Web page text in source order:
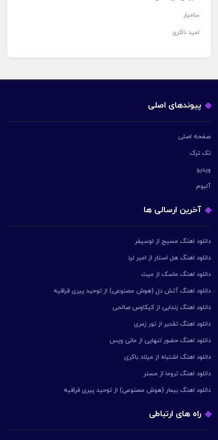
سامیار
امید ذاکری
پیوندهای اصلی
صفحه اصلی
تک ترک
ویدیو
آلبوم
آخرین ارسالی ها
دانلود اهنگ مسیح از لوسیفر
دانلود اهنگ هل استار از امیر لرد
دانلود اهنگ ماسک از میث
دانلود اهنگ آتش دل (هوش مصنوعی) از توحید پیری قراقیه
دانلود اهنگ زندایی از کیکاوس صالحی
دانلود اهنگ تقدیر از تور زمری
دانلود اهنگ حضور تنهایی از مانی ویس
دانلود اهنگ اشتباه از میلاد باکری
دانلود اهنگ تروما از مستر
دانلود اهنگ بیمار (هوش مصنوعی) از توحید پیری قراقیه
راه های ارتباطی